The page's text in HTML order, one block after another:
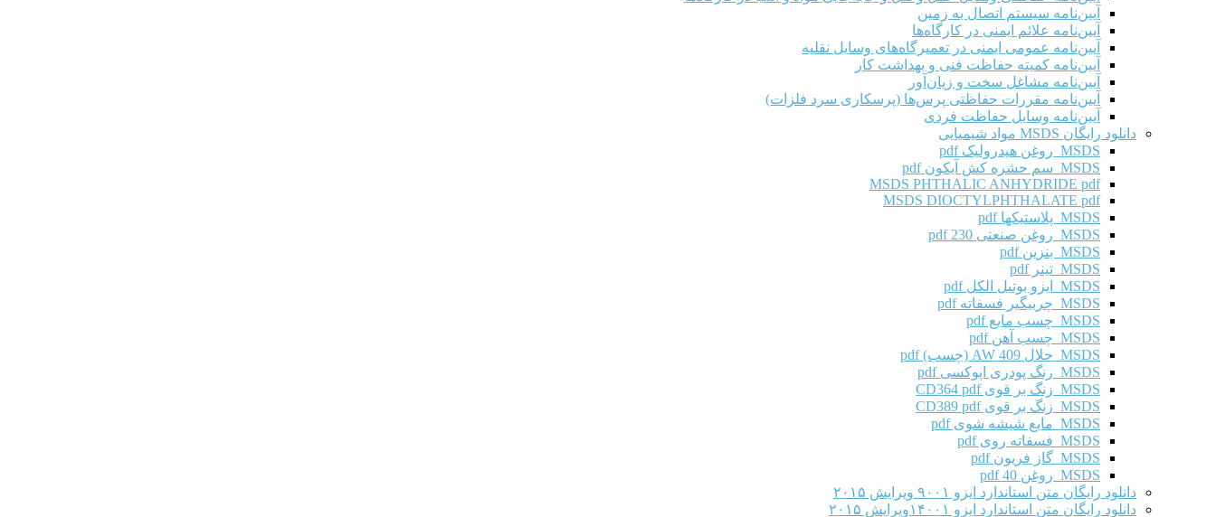
آیین‌نامه سیستم اتصال به زمین
آیین‌نامه علائم ایمنی در کارگاه‌ها
آیین‌نامه عمومی ایمنی در تعمیرگاه‌های وسایل نقلیه
آیین‌نامه کمیته حفاظت فنی و بهداشت کار
آیین‌نامه مشاغل سخت و زیان‌آور
آیین‌نامه مقررات حفاظتی پرس‌ها (پرسکاری سرد فلزات)
آیین‌نامه وسایل حفاظت فردی
دانلود رایگان MSDS مواد شیمیایی
MSDS روغن هیدرولیک pdf
MSDS سم حشره کش آیکون pdf
MSDS PHTHALIC ANHYDRIDE pdf
MSDS DIOCTYLPHTHALATE pdf
MSDS پلاستیکها pdf
MSDS روغن صنعتی 230 pdf
MSDS بنزین pdf
MSDS تینر pdf
MSDS ایزو بوتیل الکل pdf
MSDS چربیگیر فسفاته pdf
MSDS چسب مایع pdf
MSDS چسب آهن pdf
MSDS حلال AW 409 (چسب) pdf
MSDS رنگ پودری اپوکسی pdf
MSDS زنگ بر قوی CD364 pdf
MSDS زنگ بر قوی CD389 pdf
MSDS مایع شیشه شوی pdf
MSDS فسفاته روی pdf
MSDS گاز فریون pdf
MSDS روغن 40 pdf
دانلود رایگان متن استاندارد ایزو ۹۰۰۱ ویرایش ۲۰۱۵
دانلود رایگان متن استاندارد ایزو ۱۴۰۰۱ویرایش ۲۰۱۵